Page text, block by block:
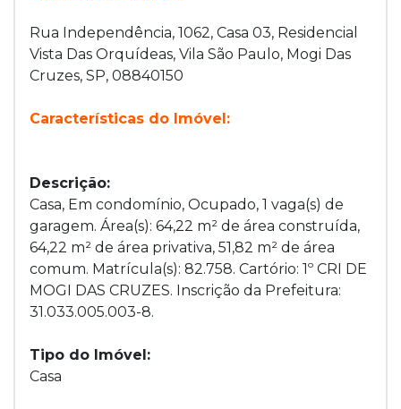
Rua Independência, 1062, Casa 03, Residencial
Vista Das Orquídeas, Vila São Paulo, Mogi Das
Cruzes, SP, 08840150
Características do Imóvel:
Descrição:
Casa, Em condomínio, Ocupado, 1 vaga(s) de
garagem. Área(s): 64,22 m² de área construída,
64,22 m² de área privativa, 51,82 m² de área
comum. Matrícula(s): 82.758. Cartório: 1º CRI DE
MOGI DAS CRUZES. Inscrição da Prefeitura:
31.033.005.003-8.
Tipo do Imóvel:
Casa